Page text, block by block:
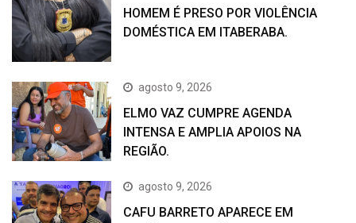
HOMEM É PRESO POR VIOLÊNCIA
DOMÉSTICA EM ITABERABA.
agosto 9, 2026
ELMO VAZ CUMPRE AGENDA
INTENSA E AMPLIA APOIOS NA
REGIÃO.
agosto 9, 2026
CAFU BARRETO APARECE EM